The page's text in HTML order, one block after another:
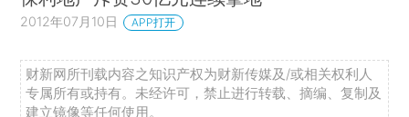
2012年07月10日 APP打开
财新网所刊载内容之知识产权为财新传媒及/或相关权利人
专属所有或持有。未经许可，禁止进行转载、摘编、复制及
建立镜像等任何使用。